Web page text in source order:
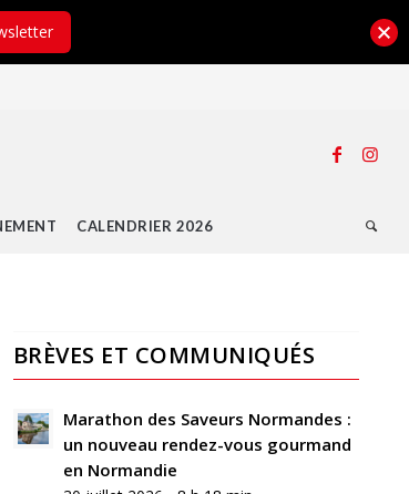
CALENDRIER 2026
BRÈVES ET COMMUNIQUÉS
Marathon des Saveurs Normandes :
un nouveau rendez-vous gourmand
en Normandie